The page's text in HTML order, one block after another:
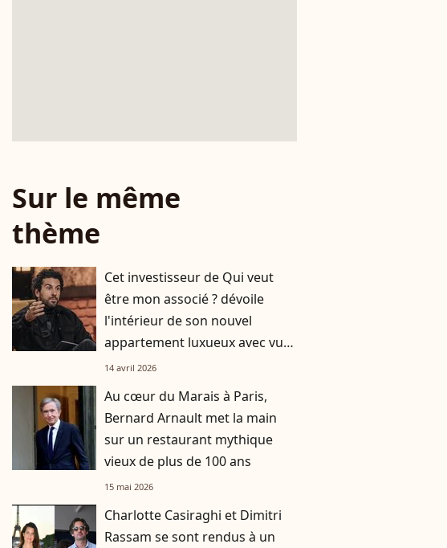
Sur le même
thème
Cet investisseur de Qui veut
être mon associé ? dévoile
l'intérieur de son nouvel
appartement luxueux avec vue
sur la Tour Eiffel
14 avril 2026
Au cœur du Marais à Paris,
Bernard Arnault met la main
sur un restaurant mythique
vieux de plus de 100 ans
15 mai 2026
Charlotte Casiraghi et Dimitri
Rassam se sont rendus à un